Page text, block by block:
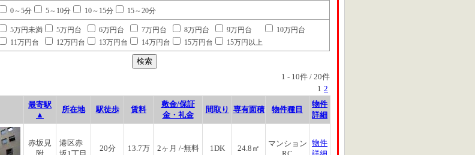
0～5分 5～10分 10～15分 15～20分
5万円未満 5万円台 6万円台 7万円台 8万円台 9万円台
10万円台
11万円台
12万円台 13万円台 14万円台 15万円台 15万円以上
1 - 10件 / 20件
1 2
最寄駅
▲
所在地 駅徒歩 賃料
敷金/保証
金・礼金
間取り 専有面積 物件種目
物件
詳細
赤坂見
港区赤
20分 13.7万 2ヶ月 /-無料 1DK 24.8㎡
マンション 物件